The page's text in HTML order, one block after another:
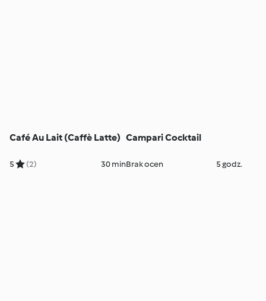
Café Au Lait (Caffè Latte)
5 (2) 30 min
Campari Cocktail
Brak ocen 5 godz.